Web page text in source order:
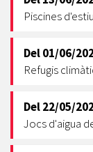
Piscines
Del01/06/
Refugis
Del22/05/
Jocs d'aigua